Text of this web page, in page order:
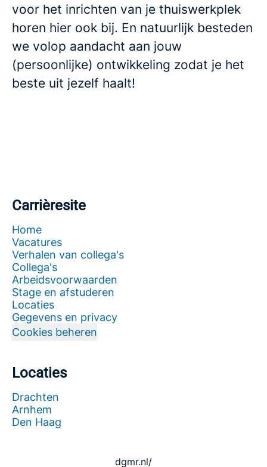
voor het inrichten van je thuiswerkplek
horen hier ook bij. En natuurlijk besteden
we volop aandacht aan jouw
(persoonlijke) ontwikkeling zodat je het
beste uit jezelf haalt!
Carrièresite
Home
Vacatures
Verhalen van collega's
Collega's
Arbeidsvoorwaarden
Stage en afstuderen
Locaties
Gegevens en privacy
Cookies beheren
Locaties
Drachten
Arnhem
Den Haag
dgmr.nl/